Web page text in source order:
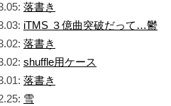
落書き
iTMS ３億曲突破だって…鬱
落書き
shuffle用ケース
落書き
雪